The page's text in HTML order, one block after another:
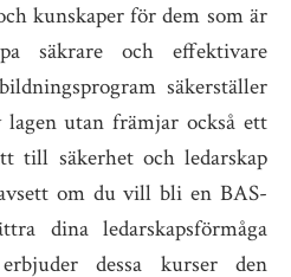
kunskaper för dem som är
säkrare och effektivare
säkerställer
utan främjar också ett
till säkerhet och ledarskap
om du vill bli en BAS-
dina ledarskapsförmåga
dessa kurser den